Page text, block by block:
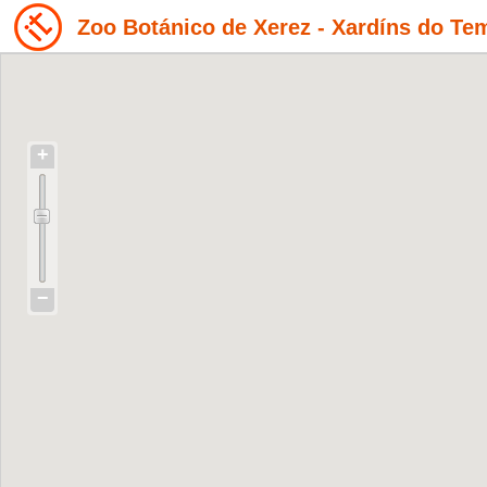
Zoo Botánico de Xerez - Xardíns do
+
−